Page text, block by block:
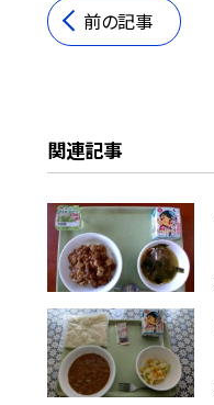
前の記事
関連記事